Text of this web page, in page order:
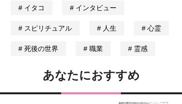
イタコ インタビュー
スピリチュアル 人生 心霊
死後の世界 職業 霊感
あなたにおすすめ